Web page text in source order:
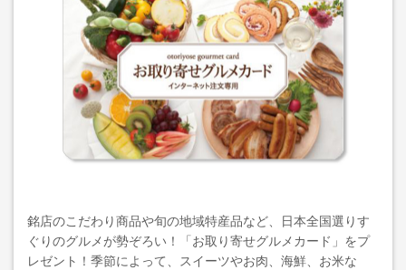
銘店のこだわり商品や旬の地域特産品など、日本全国選りす
ぐりのグルメが勢ぞろい！「お取り寄せグルメカード」をプ
レゼント！季節によって、スイーツやお肉、海鮮、お米な